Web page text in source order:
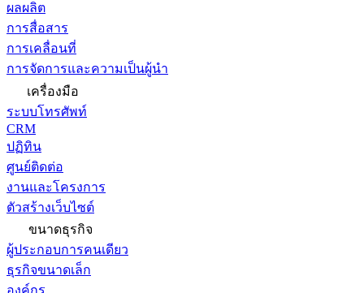
ผลผลิต
การสื่อสาร
การเคลื่อนที่
การจัดการและความเป็นผู้นำ
เครื่องมือ
ระบบโทรศัพท์
CRM
ปฏิทิน
ศูนย์ติดต่อ
งานและโครงการ
ตัวสร้างเว็บไซต์
ขนาดธุรกิจ
ผู้ประกอบการคนเดียว
ธุรกิจขนาดเล็ก
องค์กร